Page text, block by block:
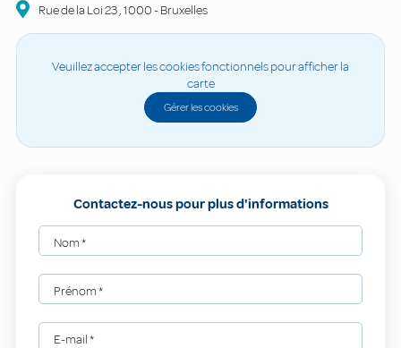
Rue de la Loi23,1000-Bruxelles
Veuillez accepter les cookies fonctionnels pour afficher la
carte
Gérer les cookies
Contactez-nous pour plus d'informations
Nom*
Prénom*
E-mail*